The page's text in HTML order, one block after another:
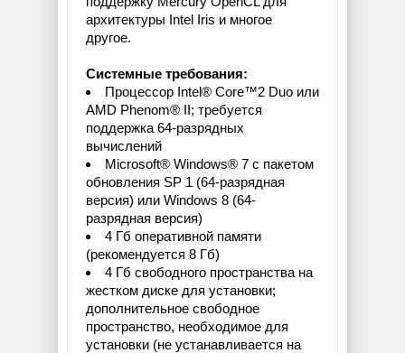
архитектуры Intel Iris и многое
другое.
Системные требования:
Процессор Intel® Core™2 Duo или
AMD Phenom® II; требуется
поддержка 64-разрядных
вычислений
Microsoft® Windows® 7 с пакетом
обновления SP 1 (64-разрядная
версия) или Windows 8 (64-
разрядная версия)
4 Гб оперативной памяти
(рекомендуется 8 Гб)
4 Гб свободного пространства на
жестком диске для установки;
дополнительное свободное
пространство, необходимое для
установки (не устанавливается на